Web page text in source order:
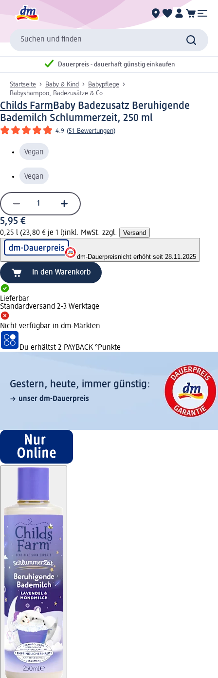
Suchen und finden
Dauerpreis - dauerhaft günstig einkaufen
Startseite Baby & Kind
Babypflege
Babyshampoo, Badezusätze & Co.
Childs FarmBaby Badezusatz Beruhigende
Bademilch Schlummerzeit, 250 ml
4.9 (51 Bewertungen)
Vegan
Vegan
5,95 €
0,25 l (23,80 € je 1 l)inkl. MwSt. zzgl. Versand
dm-Dauerpreisnicht erhöht seit 28.11.2025
In den Warenkorb
Lieferbar
Standardversand 2-3 Werktage
Nicht verfügbar in dm-Märkten
Du erhältst 2 PAYBACK °Punkte
Gestern, heute, immer günstig:
unser dm-Dauerpreis